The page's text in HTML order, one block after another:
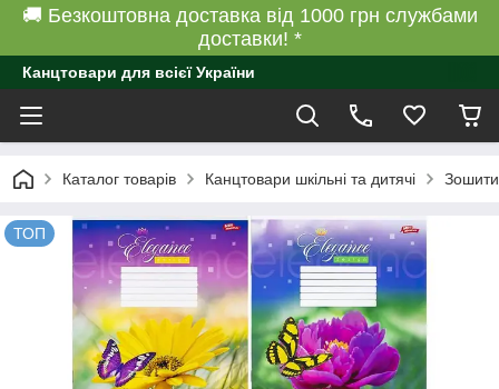
🚚 Безкоштовна доставка від 1000 грн службами
доставки! *
Канцтовари для всієї України
Каталог товарів Канцтовари шкільні та дитячі Зошити
ТОП